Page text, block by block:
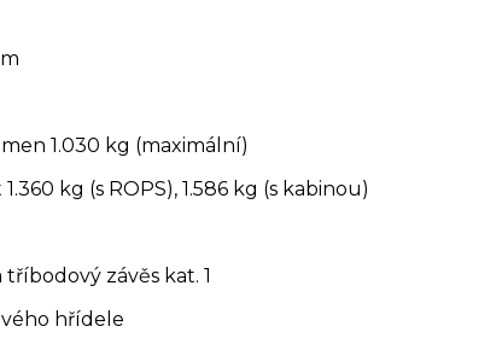
1.030 kg (maximální)
kg (s ROPS), 1.586 kg (s kabinou)
závěs kat. 1
hřídele